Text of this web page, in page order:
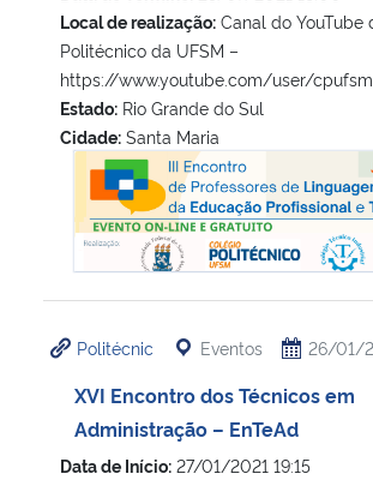
Local de realização: Canal do YouTube
Politécnico da UFSM –
https://www.youtube.com/user/cpufsm
Estado: Rio Grande do Sul
Cidade: Santa Maria
III Encontro de Professores de
Politécnic Eventos 26/01/
XVI Encontro dos Técnicos em
Administração – EnTeAd
Data de Início: 27/01/2021 19:15